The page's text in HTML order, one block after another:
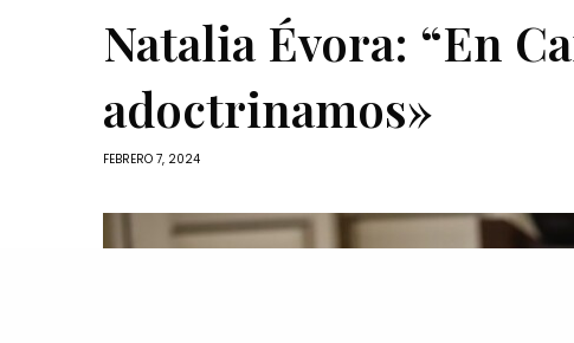
Natalia Évora: “En
adoctrinamos»
FEBRERO 7, 2024